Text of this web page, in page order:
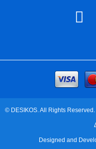
© DESIKOS. All Rights Reserved.
Designed and